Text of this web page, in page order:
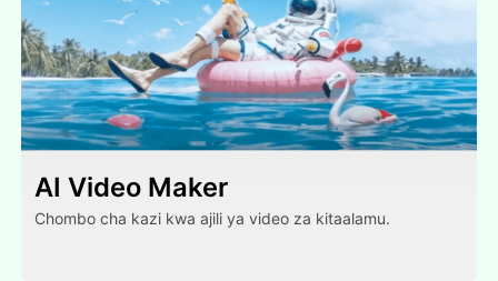
AI Video Maker
Chombo cha kazi kwa ajili ya video za kitaalamu.